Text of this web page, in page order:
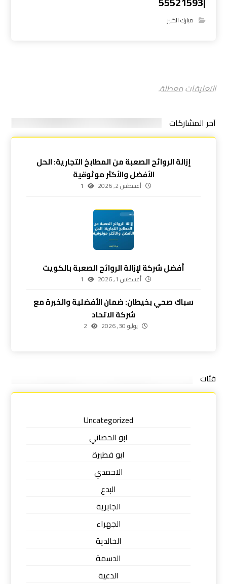
مبارك الكبير
التعليقات معطلة.
آخر المشاركات
إزالة الروائح الصعبة من المطابخ التجارية: الحل
الأفضل والأكثر موثوقية
أغسطس 2, 2026 1
أفضل شركة لإزالة الروائح الصعبة بالكويت
أغسطس 1, 2026 1
سباك صحي بخيطان: ضمان الأفضلية والخبرة مع
شركة الاتحاد
يوليو 30, 2026 2
فئات
Uncategorized
ابو الحصاني
ابو فطيرة
الاحمدي
البدع
الجابرية
الجهراء
الخالدية
الدسمة
الدعية